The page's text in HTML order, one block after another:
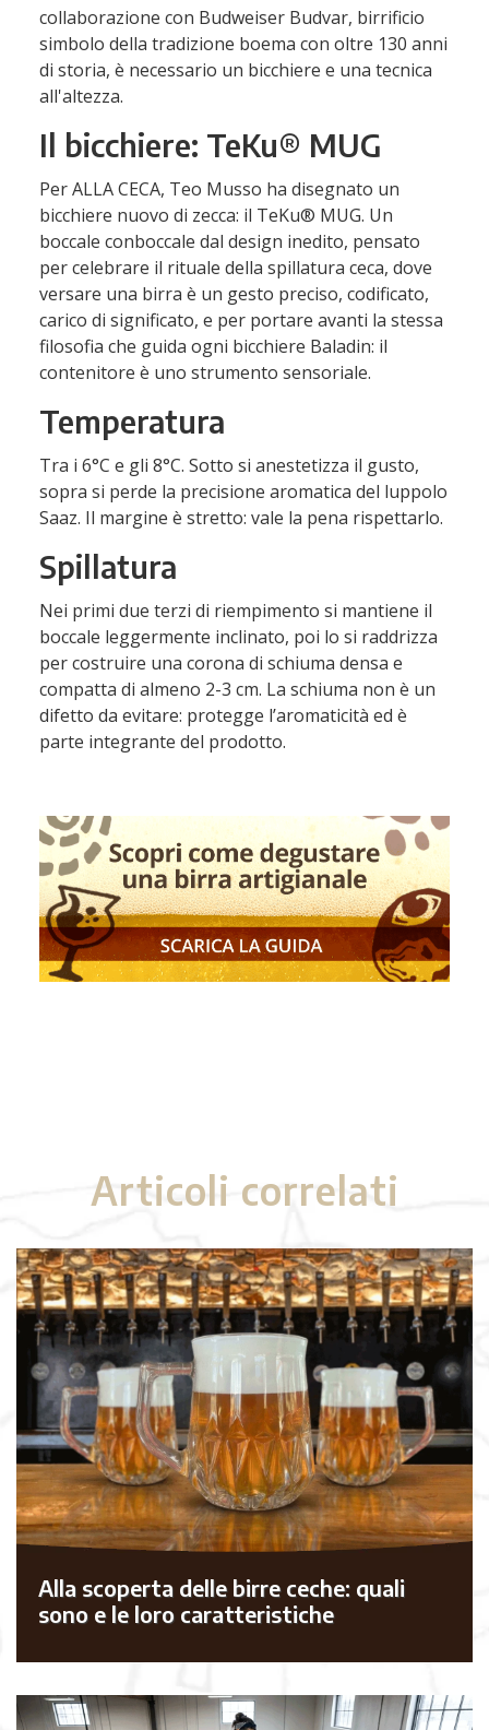
collaborazione con Budweiser Budvar, birrificio
simbolo della tradizione boema con oltre 130 anni
di storia, è necessario un bicchiere e una tecnica
all'altezza.
Il bicchiere: TeKu® MUG
Per ALLA CECA, Teo Musso ha disegnato un
bicchiere nuovo di zecca: il TeKu® MUG. Un
boccale conboccale dal design inedito, pensato
per celebrare il rituale della spillatura ceca, dove
versare una birra è un gesto preciso, codificato,
carico di significato, e per portare avanti la stessa
filosofia che guida ogni bicchiere Baladin: il
contenitore è uno strumento sensoriale.
Temperatura
Tra i 6°C e gli 8°C. Sotto si anestetizza il gusto,
sopra si perde la precisione aromatica del luppolo
Saaz. Il margine è stretto: vale la pena rispettarlo.
Spillatura
Nei primi due terzi di riempimento si mantiene il
boccale leggermente inclinato, poi lo si raddrizza
per costruire una corona di schiuma densa e
compatta di almeno 2-3 cm. La schiuma non è un
difetto da evitare: protegge l’aromaticità ed è
parte integrante del prodotto.
Articoli correlati
Alla scoperta delle birre ceche: quali
sono e le loro caratteristiche